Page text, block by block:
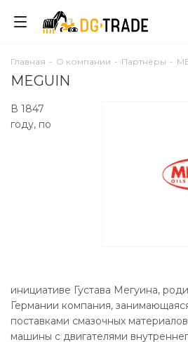
Главная - О компании - Партнёры -
MEGUIN
В 1847
году, по
инициативе Густава Мегуина,
Германии компания,
поставками смазочных
машины с двигателями